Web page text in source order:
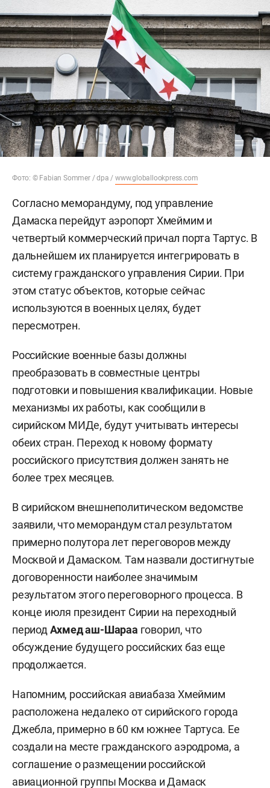
Фото: © Fabian Sommer / dpa /www.globallookpress.com
Согласно меморандуму, под управление
Дамаска перейдут аэропорт Хмеймим и
четвертый коммерческий причал порта Тартус. В
дальнейшем их планируется интегрировать в
систему гражданского управления Сирии. При
этом статус объектов, которые сейчас
используются в военных целях, будет
пересмотрен.
Российские военные базы должны
преобразовать в совместные центры
подготовки и повышения квалификации. Новые
механизмы их работы, как сообщили в
сирийском МИДе, будут учитывать интересы
обеих стран. Переход к новому формату
российского присутствия должен занять не
более трех месяцев.
В сирийском внешнеполитическом ведомстве
заявили, что меморандум стал результатом
примерно полутора лет переговоров между
Москвой и Дамаском. Там назвали достигнутые
договоренности наиболее значимым
результатом этого переговорного процесса. В
конце июля президент Сирии на переходный
периодАхмед аш-Шараа говорил, что
обсуждение будущего российских баз еще
продолжается.
Напомним, российская авиабаза Хмеймим
расположена недалеко от сирийского города
Джебла, примерно в 60 км южнее Тартуса. Ее
создали на месте гражданского аэродрома, а
соглашение о размещении российской
авиационной группы Москва и Дамаск